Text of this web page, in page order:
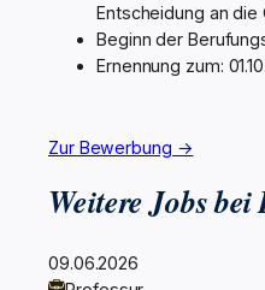
Entscheidung an die
Beginn der
Ernennung zum:
Zur Bewerbung →
Weitere Jobs
09.06.2026